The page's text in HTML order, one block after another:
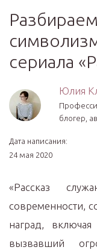
сериала
Юлия
блогер,
Дата написания:
24 мая 2020
«Рассказ
современности,
наград,
вызвавший